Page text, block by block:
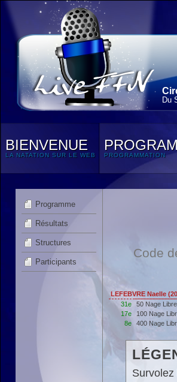
Du
BIENVENUE
LA NATATION SUR LE WEB PROGRAMMATION
Programme
Résultats
Structures
Participants
Code
LEFEBVRE Naelle
31e
50 Nage
17e
100 Nage
8e
400 Nage